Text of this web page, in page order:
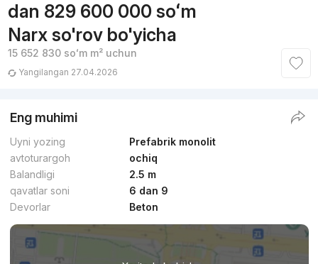
dan 829 600 000 soʻm
Narx so'rov bo'yicha
15 652 830 soʻmm² uchun
Yangilangan 27.04.2026
Eng muhimi
Uyni yozing
Prefabrik monolit
avtoturargoh
ochiq
Balandligi
2.5 m
qavatlar soni
6 dan 9
Devorlar
Beton